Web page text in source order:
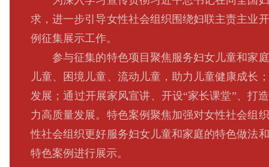
求，进一步引导女性社会组织围绕妇联主责主业
例征集展示工作。
参与征集的特色项目聚焦服务妇女儿童和家庭
儿童、困境儿童、流动儿童，助力儿童健康成长
发展；通过开展家风宣讲、开设“家长课堂”、打
力高质量发展。特色案例聚焦加强对女性社会组
性社会组织更好服务妇女儿童和家庭的特色做法
特色案例进行展示。